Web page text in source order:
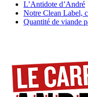
L’Antidote d’André
Notre Clean Label,
Quantité de viande